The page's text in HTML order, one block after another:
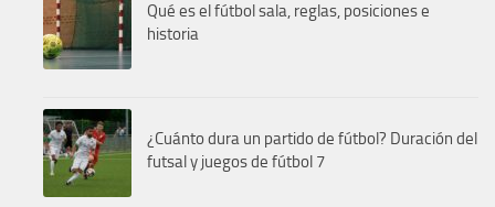
Qué es el fútbol sala, reglas, posiciones e
historia
¿Cuánto dura un partido de fútbol? Duración del
futsal y juegos de fútbol 7